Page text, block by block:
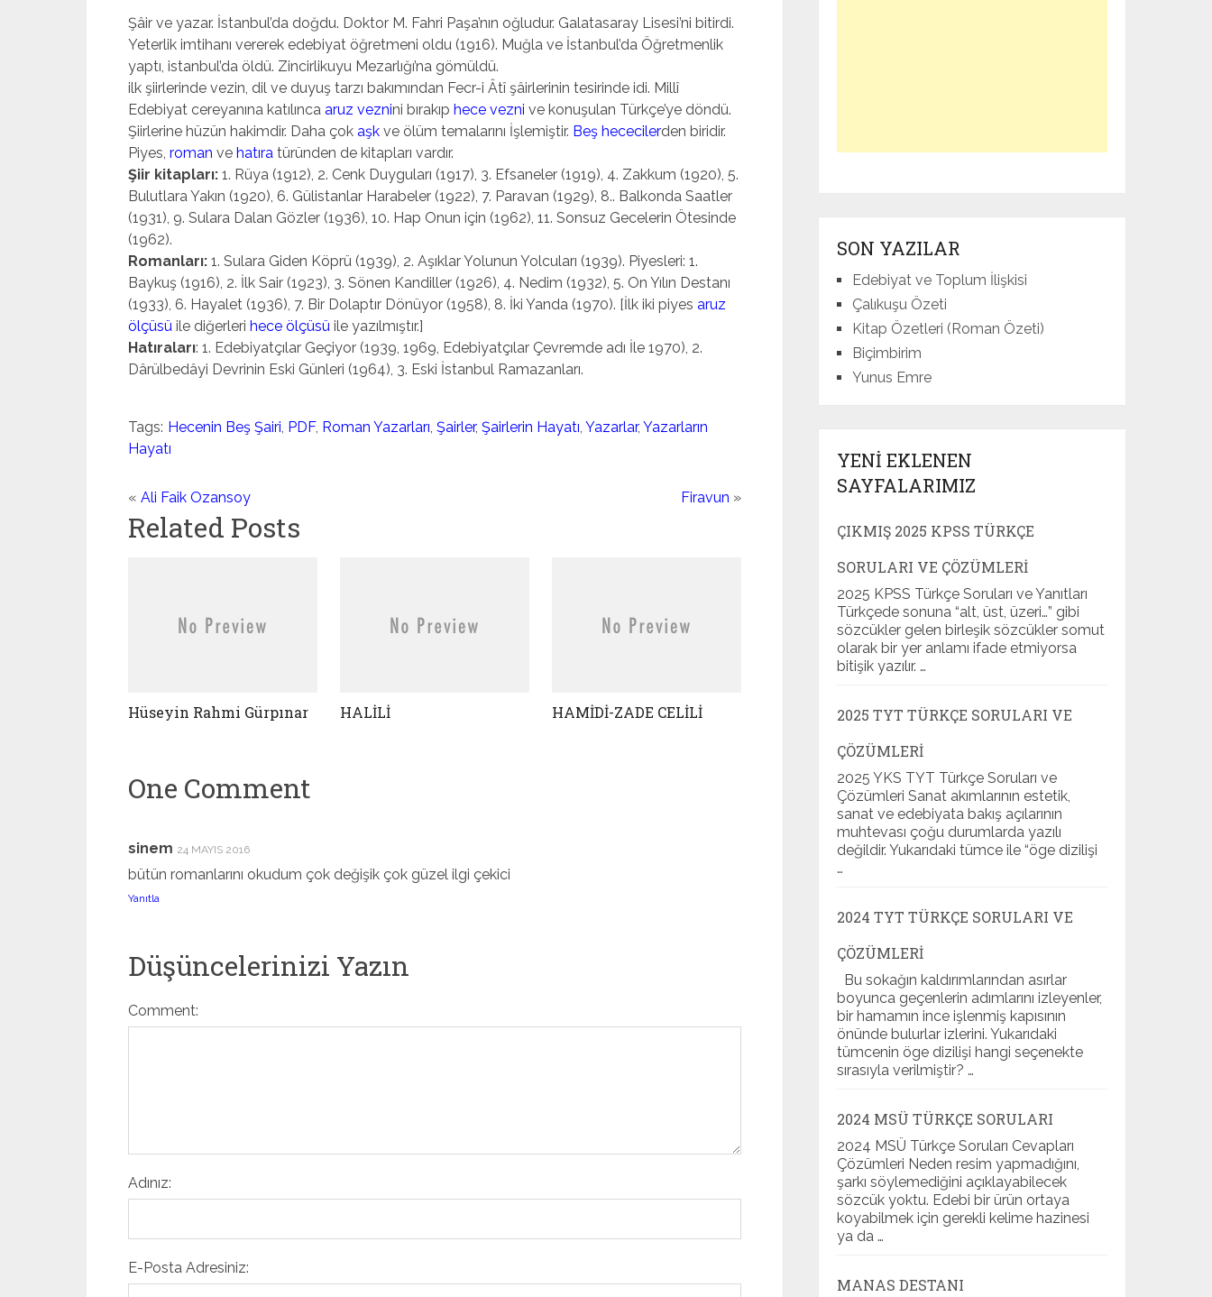
Şâir ve yazar. İstanbul’da doğdu. Doktor M. Fahri Paşa’nın oğludur. Galatasaray Lisesi’ni bitirdi.
Yeterlik imtihanı vererek edebiyat öğretmeni oldu (1916). Muğla ve İstanbul’da Öğret­menlik
yaptı, istanbul’da öldü. Zincirlikuyu Mezarlığı’na gö­müldü.
ilk şiirlerinde vezin, dil ve duyuş tarzı bakımından Fecr-i Âtî şâirlerinin tesirinde idi. Millî
Edebiyat cereyanına katı­lınca aruz veznini bırakıp hece vezni ve konuşulan Türkçe’ye döndü.
Şiirlerine hüzün hakimdir. Daha çok aşk ve ölüm temalarını İşlemiştir. Beş hececilerden biridir.
Piyes, roman ve hatıra türünden de kitapları vardır.
Şiir kitapları: 1. Rüya (1912), 2. Cenk Duyguları (1917), 3. Efsaneler (1919), 4. Zakkum (1920), 5.
Bulutlara Yakın (1920), 6. Gülistanlar Harabeler (1922), 7. Paravan (1929), 8.. Balkon­da Saatler
(1931), 9. Sulara Dalan Gözler (1936), 10. Hap Onun için (1962), 11. Sonsuz Gecelerin Ötesinde
(1962).
Ro­manları: 1. Sulara Giden Köprü (1939), 2. Aşıklar Yolunun Yolcuları (1939). Piyesleri: 1.
Baykuş (1916), 2. İlk Sair (1923), 3. Sönen Kandiller (1926), 4. Nedim (1932), 5. On Yılın Destanı
(1933), 6. Hayalet (1936), 7. Bir Dolaptır Dönüyor (1958), 8. İki Yanda (1970). [İlk iki piyes aruz
ölçüsü ile diğerleri he­ce ölçüsü ile yazılmıştır.]
Hatıraları: 1. Edebiyatçılar Geçiyor (1939, 1969, Edebiyatçılar Çevremde adı İle 1970), 2.
Dârülbedâyi Devrinin Eski Günleri (1964), 3. Eski İstanbul Ramazanları.
Tags: Hecenin Beş Şairi, PDF, Roman Yazarları, Şairler, Şairlerin Hayatı, Yazarlar, Yazarların
Hayatı
« Ali Faik Ozansoy Firavun »
Related Posts
Hüseyin Rahmi Gürpınar HALİLİ HAMİDİ-ZADE CELİLİ
One Comment
sinem 24 MAYIS 2016
bütün romanlarını okudum çok değişik çok güzel ilgi çekici
Yanıtla
Düşüncelerinizi Yazın
Comment:
Adınız:
E-Posta Adresiniz:
SON YAZILAR
Edebiyat ve Toplum İlişkisi
Çalıkuşu Özeti
Kitap Özetleri (Roman Özeti)
Biçimbirim
Yunus Emre
YENI EKLENEN
SAYFALARIMIZ
ÇIKMIŞ 2025 KPSS TÜRKÇE
SORULARI VE ÇÖZÜMLERI
2025 KPSS Türkçe Soruları ve Yanıtları
Türkçede sonuna “alt, üst, üzeri…” gibi
sözcükler gelen birleşik sözcükler somut
olarak bir yer anlamı ifade etmiyorsa
bitişik yazılır. …
2025 TYT TÜRKÇE SORULARI VE
ÇÖZÜMLERI
2025 YKS TYT Türkçe Soruları ve
Çözümleri Sanat akımlarının estetik,
sanat ve edebiyata bakış açılarının
muhtevası çoğu durumlarda yazılı
değildir. Yukarıdaki tümce ile “öge dizilişi
…
2024 TYT TÜRKÇE SORULARI VE
ÇÖZÜMLERI
Bu sokağın kaldırımlarından asırlar
boyunca geçenlerin adımlarını izleyenler,
bir hamamın ince işlenmiş kapısının
önünde bulurlar izlerini. Yukarıdaki
tümcenin öge dizilişi hangi seçenekte
sırasıyla verilmiştir? …
2024 MSÜ TÜRKÇE SORULARI
2024 MSÜ Türkçe Soruları Cevapları
Çözümleri Neden resim yapmadığını,
şarkı söylemediğini açıklayabilecek
sözcük yoktu. Edebi bir ürün ortaya
koyabilmek için gerekli kelime hazinesi
ya da …
MANAS DESTANI